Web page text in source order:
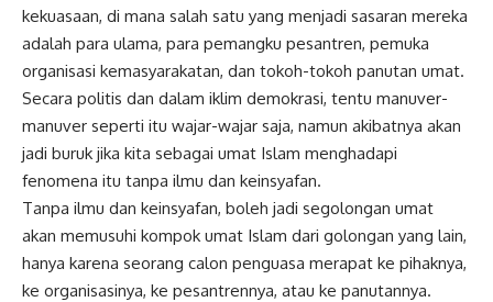
kekuasaan, di mana salah satu yang menjadi sasaran mereka
adalah para ulama, para pemangku pesantren, pemuka
organisasi kemasyarakatan, dan tokoh-tokoh panutan umat.
Secara politis dan dalam iklim demokrasi, tentu manuver-
manuver seperti itu wajar-wajar saja, namun akibatnya akan
jadi buruk jika kita sebagai umat Islam menghadapi
fenomena itu tanpa ilmu dan keinsyafan.
Tanpa ilmu dan keinsyafan, boleh jadi segolongan umat
akan memusuhi kompok umat Islam dari golongan yang lain,
hanya karena seorang calon penguasa merapat ke pihaknya,
ke organisasinya, ke pesantrennya, atau ke panutannya.